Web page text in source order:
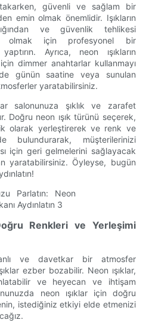
takarken, güvenli ve sağlam bir
emin olmak önemlidir. Işıkların
ve güvenlik tehlikesi
olmak için profesyonel bir
Ayrıca, neon ışıkların
dimmer anahtarlar kullanmayı
günün saatine veya sunulan
yaratabilirsiniz.
salonunuza şıklık ve zarafet
Doğru neon ışık türünü seçerek,
olarak yerleştirerek ve renk ve
bulundurarak, müşterilerinizi
için geri gelmelerini sağlayacak
yaratabilirsiniz. Öyleyse, bugün
Renkleri ve Yerleşimi
ve davetkar bir atmosfer
ezber bozabilir. Neon ışıklar,
ve heyecan ve ihtişam
neon ışıklar için doğru
istediğiniz etkiyi elde etmenizi